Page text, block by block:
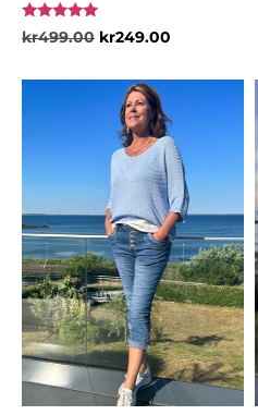
Betygsatt
5.00
kr499.00 kr249.00